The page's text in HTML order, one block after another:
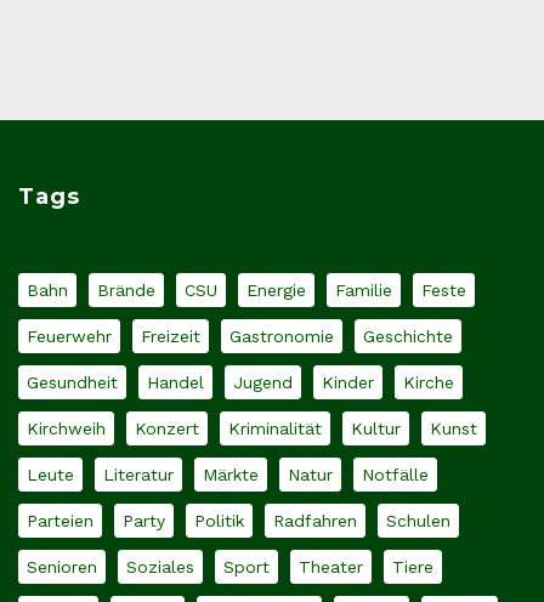
Tags
Bahn Brände CSU Energie Familie Feste
Feuerwehr Freizeit Gastronomie Geschichte
Gesundheit Handel Jugend Kinder Kirche
Kirchweih Konzert Kriminalität Kultur Kunst
Leute Literatur Märkte Natur Notfälle
Parteien Party Politik Radfahren Schulen
Senioren Soziales Sport Theater Tiere